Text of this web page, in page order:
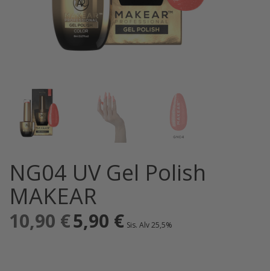
NG04 UV Gel Polish
MAKEAR
10,90 € Alkuperäinen
hinta
5,90 €Nykyinen
hinta
Sis. Alv 25,5%